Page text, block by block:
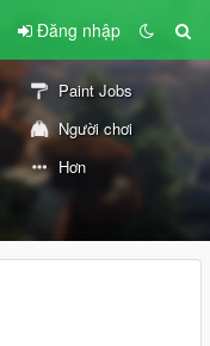
Đăng nhập
Paint Jobs
Người chơi
Hơn